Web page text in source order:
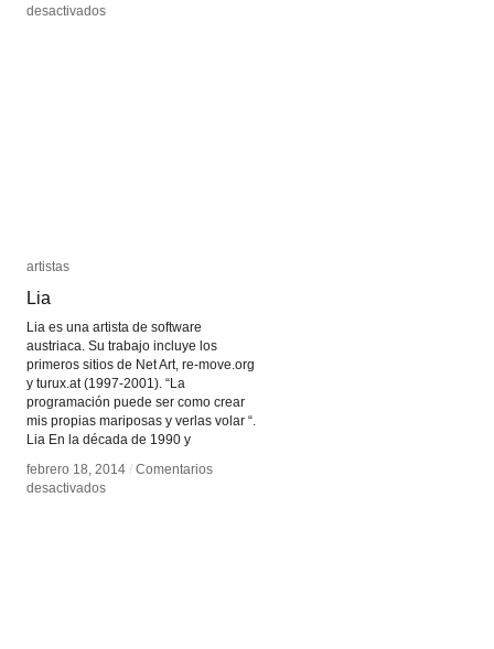
desactivadosen
desactivadosen
artistas
Lia
Lia es una artista de software
austriaca. Su trabajo incluye los
primeros sitios de Net Art, re-move.org
y turux.at (1997-2001). “La
programación puede ser como crear
mis propias mariposas y verlas volar “.
Lia En la década de 1990 y
febrero 18, 2014 / Comentarios
desactivadosen
artistas
Lia
febrero 18, 2014 / Comentarios
desactivadosen